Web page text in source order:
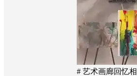
# 艺术画廊回忆相